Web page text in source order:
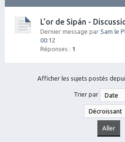
L’or de Sipán -
Dernier message par Sam le
00:12
Réponses : 1
Afficher les sujets postés
Trier par